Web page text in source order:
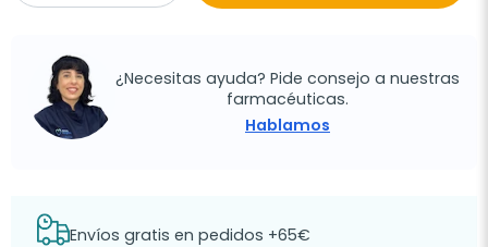
¿Necesitas ayuda? Pide consejo a nuestras
farmacéuticas.
Hablamos
Envíos gratis en pedidos +65€